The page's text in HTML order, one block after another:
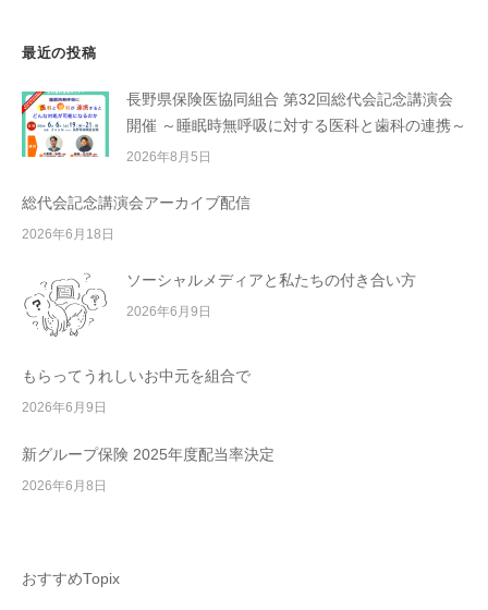
最近の投稿
長野県保険医協同組合 第32回総代会記念講演会
開催 ～睡眠時無呼吸に対する医科と歯科の連携～
2026年8月5日
総代会記念講演会アーカイブ配信
2026年6月18日
ソーシャルメディアと私たちの付き合い方
2026年6月9日
もらってうれしいお中元を組合で
2026年6月9日
新グループ保険 2025年度配当率決定
2026年6月8日
おすすめTopix